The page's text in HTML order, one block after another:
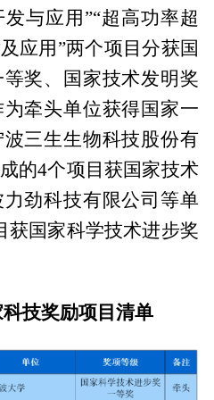
与应用”“超高功率超
应用”两个项目分获国
奖、国家技术发明奖
牵头单位获得国家一
三生生物科技股份有
的4个项目获国家技术
劲科技有限公司等单
获国家科学技术进步奖
技奖励项目清单